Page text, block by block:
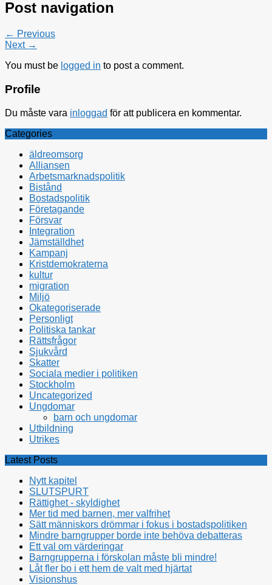
Post navigation
← Previous
Next →
You must be logged in to post a comment.
Profile
Du måste vara inloggad för att publicera en kommentar.
Categories
äldreomsorg
Alliansen
Arbetsmarknadspolitik
Bistånd
Bostadspolitik
Företagande
Försvar
Integration
Jämställdhet
Kampanj
Kristdemokraterna
kultur
migration
Miljö
Okategoriserade
Personligt
Politiska tankar
Rättsfrågor
Sjukvård
Skatter
Sociala medier i politiken
Stockholm
Uncategorized
Ungdomar
barn och ungdomar
Utbildning
Utrikes
Latest Posts
Nytt kapitel
SLUTSPURT
Rättighet - skyldighet
Mer tid med barnen, mer valfrihet
Sätt människors drömmar i fokus i bostadspolitiken
Mindre barngrupper borde inte behöva debatteras
Ett val om värderingar
Barngrupperna i förskolan måste bli mindre!
Låt fler bo i ett hem de valt med hjärtat
Visionshus